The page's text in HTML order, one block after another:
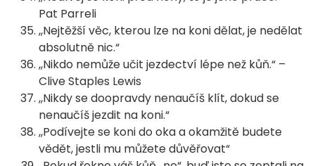
Pat Parreli
,,Nejtěžší věc, kterou lze na koni dělat, je nedělat
absolutně nic.“
,,Nikdo nemůže učit jezdectví lépe než kůň.“ –
Clive Staples Lewis
,,Nikdy se doopravdy nenaučíš klít, dokud se
nenaučíš jezdit na koni.“
,,Podívejte se koni do oka a okamžitě budete
vědět, jestli mu můžete důvěřovat“